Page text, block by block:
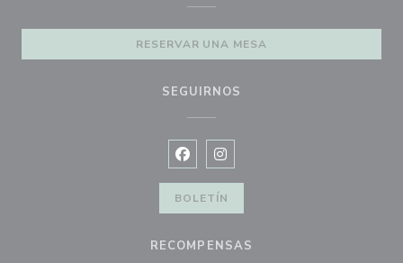
RESERVAR UNA MESA
SEGUIRNOS
Facebook ((abre en una nueva
Instagram ((abre en una
BOLETÍN
RECOMPENSAS